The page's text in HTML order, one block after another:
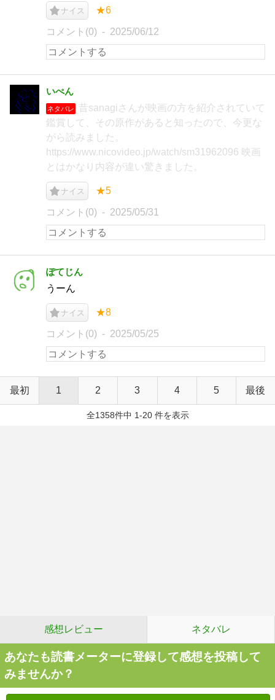
ナイス ★6
コメント(0) 2025/06/12
いぺん
ネタバレ
昔sanagiさんが映画の方を紹介されていて
鑑賞して、その原作があると知ったので、今更な
がら読みました。
https://www.nicovideo.jp/watch/sm31962096 映画
とはかなり内容が違い驚きました。
ナイス ★5
コメント(0) 2025/05/31
ぽてじん
うーん
ナイス ★8
コメント(0) 2025/05/25
最初 1 2 3 4 5 最後
全1358件中 1-20 件を表示
感想レビュー ネタバレ
あなたも読書メーターに登録して感想を投稿して
みませんか？